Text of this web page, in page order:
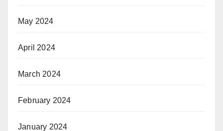
May 2024
April 2024
March 2024
February 2024
January 2024